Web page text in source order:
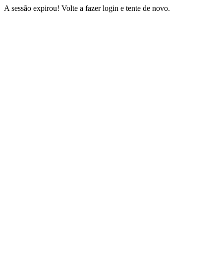
A sessão expirou! Volte a fazer login e tente de novo.